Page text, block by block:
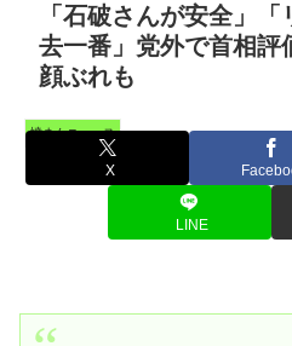
「石破さんが安全」
去一番」党外で首相
顔ぶれも
憤まんニュース
X
LINE